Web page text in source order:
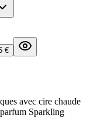
€
avec cire chaude
Sparkling